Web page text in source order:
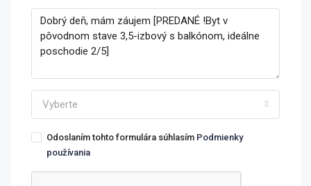
Vyberte
Odoslaním tohto formulára súhlasím Podmienky
používania